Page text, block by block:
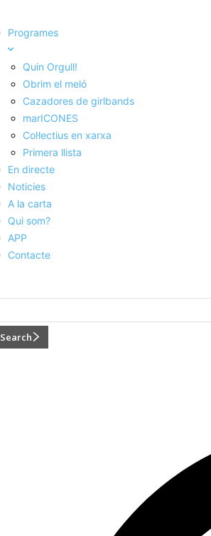
Programes
Quin Orgull!
Obrim el meló
Cazadores de girlbands
marICONES
Col·lectius en xarxa
Primera llista
En directe
Noticies
A la carta
Qui som?
APP
Contacte
Search